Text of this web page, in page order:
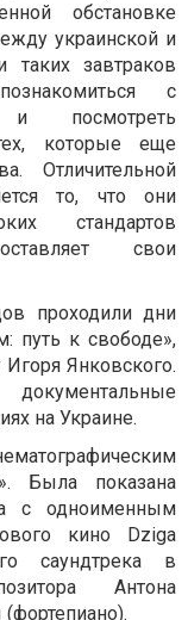
обстановке
украинской и
таких завтраков
с
и посмотреть
которые еще
Отличительной
то, что они
стандартов
свои
проходили дни
путь к свободе»,
Игоря Янковского.
на Украине.
Была показана
с одноименным
кино Dziga
саундтрека в
Антона